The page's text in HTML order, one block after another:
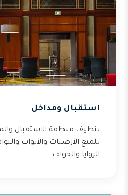
استقبال ومداخل
تنظيف منطقة الاستقبال
تلميع الأرضيات والأبواب
الزوايا والحواف.